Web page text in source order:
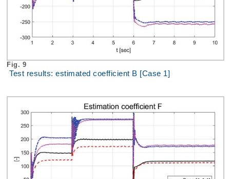
Fig. 9
Test results: estimated coefficient B [Case 1]